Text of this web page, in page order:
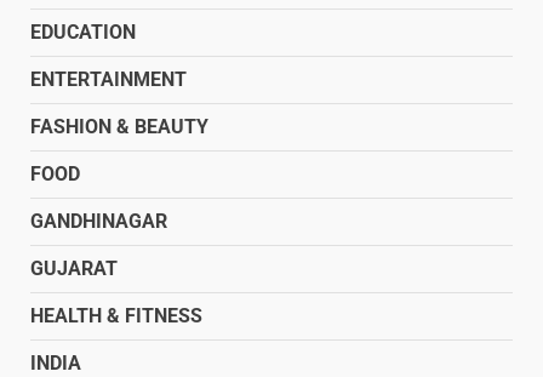
EDUCATION
ENTERTAINMENT
FASHION & BEAUTY
FOOD
GANDHINAGAR
GUJARAT
HEALTH & FITNESS
INDIA